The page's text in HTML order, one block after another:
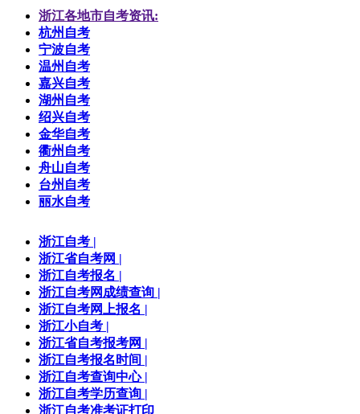
浙江各地市自考资讯:
杭州自考
宁波自考
温州自考
嘉兴自考
湖州自考
绍兴自考
金华自考
衢州自考
舟山自考
台州自考
丽水自考
浙江自考
浙江省自考网
浙江自考报名
浙江自考网成绩查询
浙江自考网上报名
浙江小自考
浙江省自考报考网
浙江自考报名时间
浙江自考查询中心|
浙江自考学历查询
浙江自考准考证打印